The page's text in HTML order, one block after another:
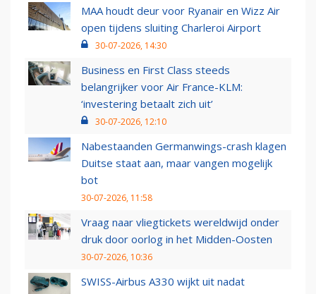
MAA houdt deur voor Ryanair en Wizz Air
open tijdens sluiting Charleroi Airport
30-07-2026, 14:30
Business en First Class steeds
belangrijker voor Air France-KLM:
‘investering betaalt zich uit’
30-07-2026, 12:10
Nabestaanden Germanwings-crash klagen
Duitse staat aan, maar vangen mogelijk
bot
30-07-2026, 11:58
Vraag naar vliegtickets wereldwijd onder
druk door oorlog in het Midden-Oosten
30-07-2026, 10:36
SWISS-Airbus A330 wijkt uit nadat